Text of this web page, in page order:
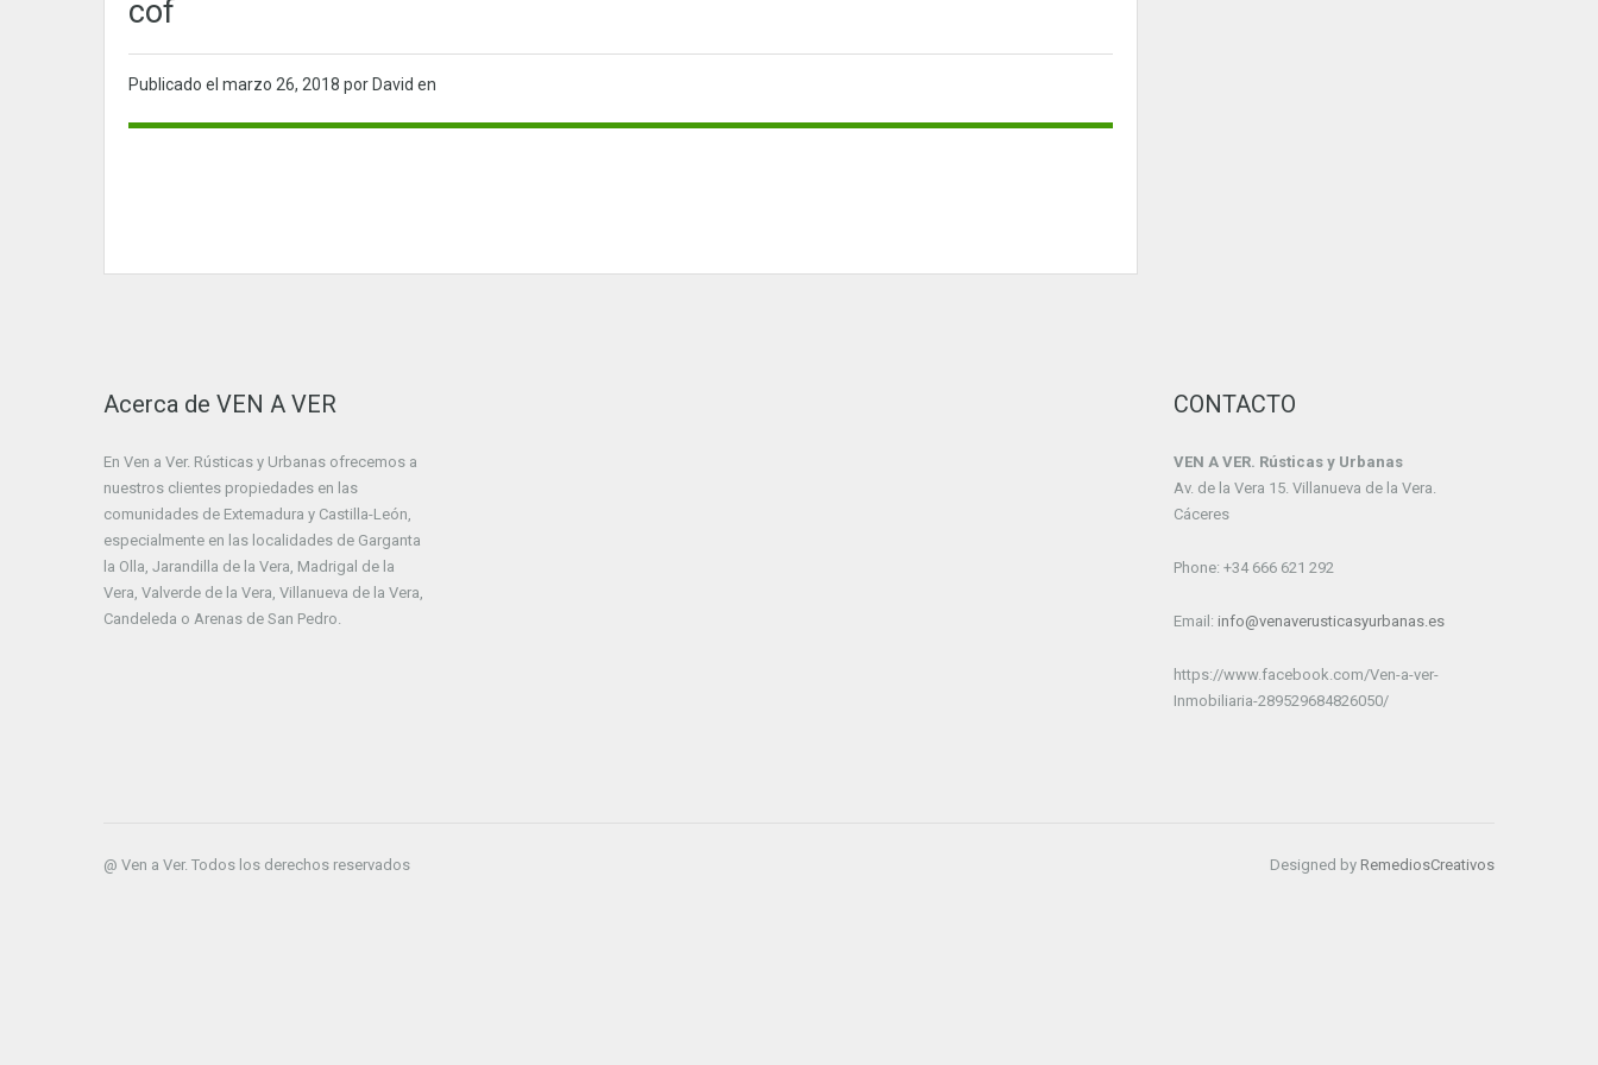
cof
Publicado el marzo 26, 2018 por David en
Acerca de VEN A VER
En Ven a Ver. Rústicas y Urbanas ofrecemos a
nuestros clientes propiedades en las
comunidades de Extemadura y Castilla-León,
especialmente en las localidades de Garganta
la Olla, Jarandilla de la Vera, Madrigal de la
Vera, Valverde de la Vera, Villanueva de la Vera,
Candeleda o Arenas de San Pedro.
CONTACTO
VEN A VER. Rústicas y Urbanas
Av. de la Vera 15. Villanueva de la Vera.
Cáceres
Phone: +34 666 621 292
Email: info@venaverusticasyurbanas.es
https://www.facebook.com/Ven-a-ver-
Inmobiliaria-289529684826050/
@ Ven a Ver. Todos los derechos reservados Designed by RemediosCreativos